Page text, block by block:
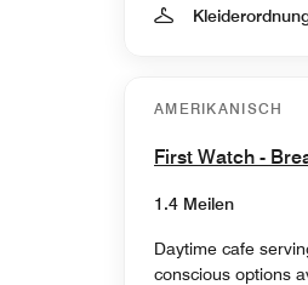
AMERIKANISCH
First Watch -
1.4 Meilen
Daytime cafe
conscious options